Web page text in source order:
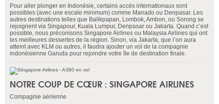
Pour aller plonger en Indonésie, certains accès internationaux sont
possibles (avec une escale minimum) comme Manado ou Denpasar. Les
autres destinations telles que Balikpapan, Lombok, Ambon, ou Sorong se
rejoignent via Singapour, Kuala Lumpur, Denpasar ou Jakarta. Quand c’est
possible, nous préconisons Singapore Airlines ou Malaysia Airlines qui ont
les meilleures dessertes de la région. Sinon, via Jakarta, que l’on aura
atteint avec KLM ou autres, il faudra ajouter un vol de la compagnie
indonésienne Garuda pour rejoindre votre île de destination finale.
NOTRE COUP DE CŒUR : SINGAPORE AIRLINES
Compagnie aérienne